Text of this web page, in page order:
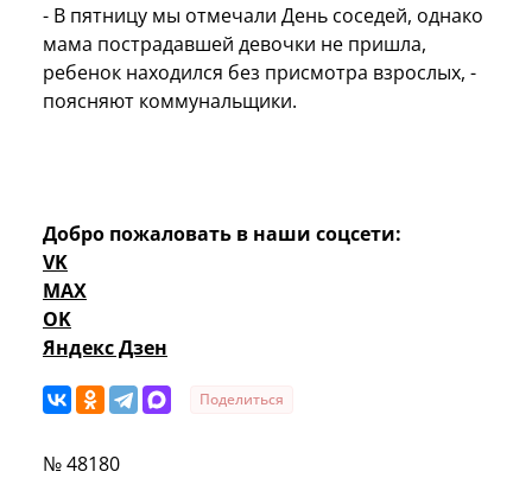
- В пятницу мы отмечали День соседей, однако
мама пострадавшей девочки не пришла,
ребенок находился без присмотра взрослых, -
поясняют коммунальщики.
Добро пожаловать в наши соцсети:
VK
MAX
OK
Яндекс Дзен
Поделиться
№ 48180